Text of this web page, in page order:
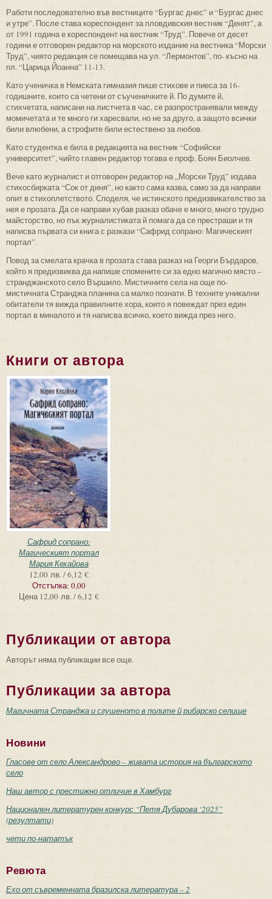
Работи последователно във вестниците “Бургас днес” и “Бургас днес
и утре”. После става кореспондент за пловдивския вестник “Денят”, а
от 1991 година е кореспондент на вестник “Труд”. Повече от десет
години е отговорен редактор на морското издание на вестника “Морски
Труд”, чиято редакция се помещава на ул. “Лермонтов”, по- късно на
пл. “Царица Йоанна” 11-13.
Като ученичка в Немската гимназия пише стихове и пиеса за 16-
годишните, които са четени от съученичките й. По думите й,
стихчетата, написани на листчета в час, се разпространявали между
момичетата и те много ги харесвали, но не за друго, а защото всички
били влюбени, а строфите били естествено за любов.
Като студентка е била в редакцията на вестник “Софийски
университет”, чийто главен редактор тогава е проф. Боян Биолчев.
Вече като журналист и отговорен редактор на „Морски Труд” издава
стихосбирката “Сок от диня”, но както сама казва, само за да направи
опит в стихоплетството. Споделя, че истинското предизвикателство за
нея е прозата. Да се направи хубав разказ обаче е много, много трудно
майсторство, но пък журналистиката й помага да се престраши и тя
написва първата си книга с разкази “Сафрид сопрано: Магическият
портал”.
Повод за смелата крачка в прозата става разказ на Георги Бърдаров,
който я предизвиква да напише спомените си за едно магично място –
странджанското село Вършило. Мистичните села на още по-
мистичната Странджа планина са малко познати. В техните уникални
обитатели тя вижда правилните хора, които я повеждат през един
портал в миналото и тя написва всичко, което вижда през него.
Книги от автора
Сафрид сопрано:
Магическият портал
Мария Кехайова
12,00 лв. / 6,12 €
Отстъпка: 0,00
Цена 12,00 лв. / 6,12 €
Публикации от автора
Авторът няма публикации все още.
Публикации за автора
Магичната Странджа и сгушеното в полите й рибарско селище
Новини
Гласове от село Александрово – живата история на българското
село
Наш автор с престижно отличие в Хамбург
Национален литературен конкурс “Петя Дубарова ‘2025”
(резултати)
чети по-нататък
Ревюта
Ехо от съвременната бразилска литература – 2